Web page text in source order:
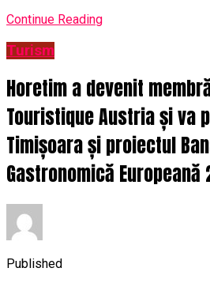
Continue Reading
Turism
Horetim a devenit
Touristique Austria și va
Timișoara și proiectul
Gastronomică Europeană
Published